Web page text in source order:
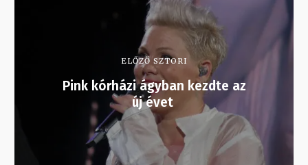
ELŐZŐ SZTORI
Pink kórházi ágyban kezdte az
új évet